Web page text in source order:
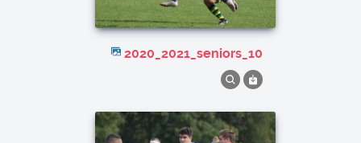
2020_2021_seniors_10